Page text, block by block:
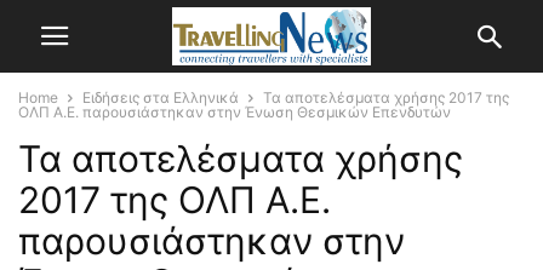
Home Ειδήσεις στα Ελληνικά
Τα αποτελέσματα χρήσης 2017 της
ΟΛΠ Α.Ε. παρουσιάστηκαν στην Ένωση Θεσμικών Επενδυτών
Τα αποτελέσματα χρήσης
2017 της ΟΛΠ Α.Ε.
παρουσιάστηκαν στην